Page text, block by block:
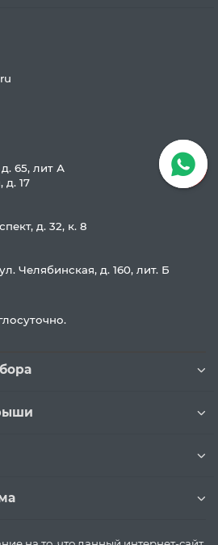
65, лит А
д. 17
д. 32, к. 8
Челябинская, д. 160, лит. Б